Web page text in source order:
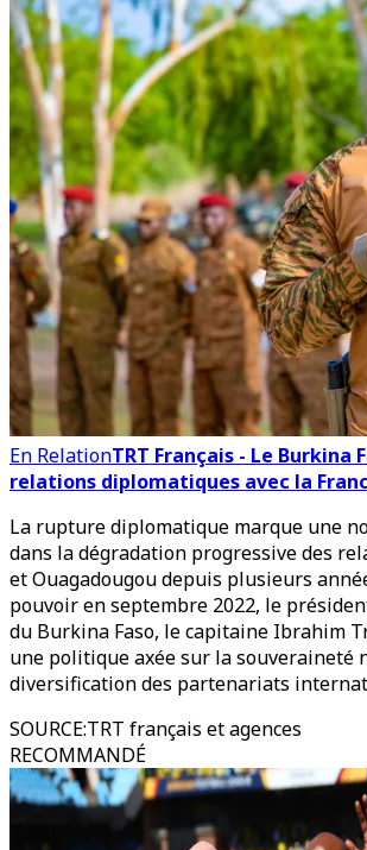
En RelationTRT Français - Le Burkina
relations diplomatiques avec la
La rupture diplomatique marque une
dans la dégradation progressive des
et Ouagadougou depuis plusieurs
pouvoir en septembre 2022, le
du Burkina Faso, le capitaine Ibrahim
une politique axée sur la souveraineté
diversification des partenariats
SOURCE:TRT français et agences
RECOMMANDÉ